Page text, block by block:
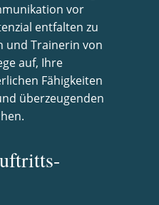
vor
entfalten zu
und Trainerin von
auf, Ihre
Fähigkeiten
überzeugenden